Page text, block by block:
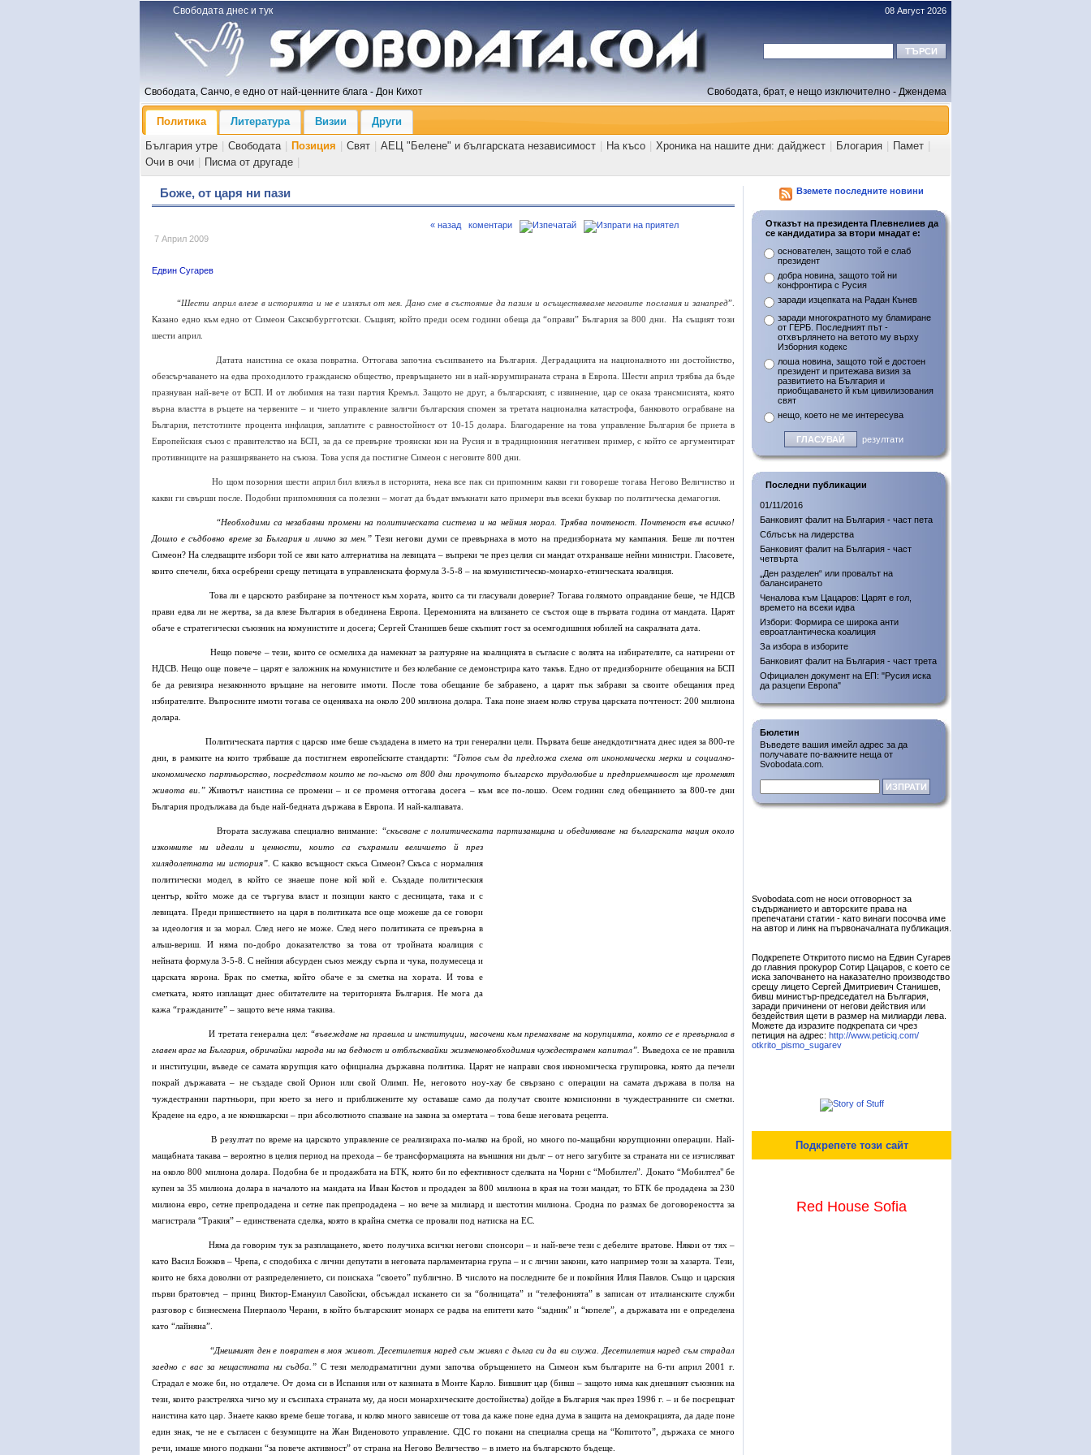
Свободата днес и тук 08 Август 2026
Свободата, Санчо, е едно от най-ценните блага - Дон Кихот Свободата, брат, е нещо изключително - Джендема
Политика Литература Визии
Други
България утре
Свободата Позиция Свят АЕЦ "Белене" и българската независимост На късо Хроника на нашите дни: дайджест Блогария Памет
Очи в очи
Писма от другаде
Боже, от царя ни пази
7 Април 2009
« назад коментари
Едвин Сугарев
“Шести април влезе в историята и не е излязъл от нея. Дано сме в състояние да пазим и осъществяваме неговите послания и занапред”.
Казано едно към едно от Симеон Сакскобургготски. Същият, който преди осем години обеща да “оправи” България за 800 дни.
На същият този
шести април.
Датата наистина се оказа повратна. Оттогава започна съсипването на България. Деградацията на националното ни достойнство,
обезсърчаването на едва проходилото гражданско общество, превръщането ни в най-корумпираната страна в Европа. Шести април трябва да бъде
празнуван най-вече от БСП. И от любимия на тази партия Кремъл. Защото не друг, а българският, с извинение, цар се оказа трансмисията, която
върна властта в ръцете на червените – и чието управление заличи българския спомен за третата национална катастрофа, банковото ограбване на
България, петстотинте процента инфлация, заплатите с равностойност от 10-15 долара. Благодарение на това управление България бе приета в
Европейския съюз с правителство на БСП, за да се превърне троянски кон на Русия и в традиционния негативен пример, с който се аргументират
противниците на разширяването на съюза. Това успя да постигне Симеон с неговите 800 дни.
Но щом позорния шести април бил влязъл в историята, нека все пак си припомним какви ги говореше тогава Негово Величиство и
какви ги свърши после. Подобни припомняния са полезни – могат да бъдат вмъкнати като примери във всеки буквар по политическа демагогия.
“Необходими са незабавни промени на политическата система и на нейния морал. Трябва почтеност. Почтеност във всичко!
Дошло е съдбовно време за България и лично за мен.”Тези негови думи се превърнаха в мото на предизборната му кампания. Беше ли почтен
Симеон? На следващите избори той се яви като алтернатива на левицата – въпреки че през целия си мандат отхранваше нейни министри. Гласовете,
които спечели, бяха осребрени срещу петицата в управленската формула 3-5-8 – на комунистическо-монархо-етническата коалиция.
Това ли е царското разбиране за почтеност към хората, които са ти гласували доверие? Тогава голямото оправдание беше, че НДСВ
прави едва ли не жертва, за да влезе България в обединена Европа. Церемонията на влизането се състоя още в първата година от мандата. Царят
обаче е стратегически съюзник на комунистите и досега; Сергей Станишев беше скъпият гост за осемгодишния юбилей на сакралната дата.
Нещо повече – тези, които се осмелиха да намекнат за разтуряне на коалицията в съгласие с волята на избирателите, са натирени от
НДСВ. Нещо още повече – царят е заложник на комунистите и без колебание се демонстрира като такъв. Едно от предизборните обещания на БСП
бе да ревизира незаконното връщане на неговите имоти. После това обещание бе забравено, а царят пък забрави за своите обещания пред
избирателите. Въпросните имоти тогава се оценяваха на около 200 милиона долара. Така поне знаем колко струва царската почтеност: 200 милиона
долара.
Политическата партия с царско име беше създадена в името на три генерални цели. Първата беше анедкдотичната днес идея за 800-те
дни, в рамките на които трябваше да постигнем европейските стандарти: “Готов съм да предложа схема от икономически мерки и социално-
икономическо партньорство, посредством които не по-кьсно от 800 дни прочутото българско трудолюбие и предприемчивост ще променят
живота ви.”Животът наистина се промени – и се променя оттогава досега – към все по-лошо. Осем години след обещанието за 800-те дни
България продължава да бъде най-бедната държава в Европа. И най-калпавата.
Втората заслужава специално внимание: “скъсване с политическата партизанщина иобединяване на българската нация около
изконните ни идеали и ценности, които са съхранили величието й през
хилядолетната ни история”. С какво всъщност скъса Симеон? Скъса с нормалния
политически модел, в който се знаеше поне кой кой е. Създаде политическия
център, който може да се търгува власт и позиции както с десницата, така и с
левицата. Преди пришествието на царя в политиката все още можеше да се говори
за идеология и за морал. След него не може. След него политиката се превърна в
алъш-вериш. И няма по-добро доказателство за това от тройната коалиция с
нейната формула 3-5-8. С нейния абсурден съюз между сърпа и чука, полумесеца и
царската корона. Брак по сметка, който обаче е за сметка на хората. И това е
сметката, която изплащат днес обитателите на територията България. Не мога да
кажа “гражданите” – защото вече няма такива.
И третата генерална цел: “въвеждане на правила и институции, насочени към премахване на корупцията, която се е превърнала в
главен враг на България, обричайки народа ни на бедност и отблъсквайки жизненонеобходимия чуждестранен капитал”. Въведоха се не правила
и институции, въведе се самата корупция като официална държавна политика. Царят не направи своя икономическа групировка, която да печели
покрай държавата – не създаде свой Орион или свой Олимп. Не, неговото ноу-хау бе свързано с операции на самата държава в полза на
чуждестранни партньори, при което за него и приближените му оставаше само да получат своите комисионни в чуждестранните си сметки.
Крадене на едро, а не кокошкарски – при абсолютното спазване на закона за омертата – това беше неговата рецепта.
В резултат по време на царското управление се реализираха по-малко на брой, но много по-мащабни корупционни операции. Най-
мащабната такава – вероятно в целия период на прехода – бе трансформацията на външния ни дълг – от него загубите за страната ни се изчисляват
на около 800 милиона долара. Подобна бе и продажбата на БТК, която би по ефективност сделката на Чорни с “Мобилтел”. Докато “Мобилтел" бе
купен за 35 милиона долара в началото на мандата на Иван Костов и продаден за 800 милиона в края на този мандат, то БТК бе продадена за 230
милиона евро, сетне препродадена и сетне пак препродадена – но вече за милиард и шестотин милиона. Сродна по размах бе договореността за
магистрала “Тракия” – единствената сделка, която в крайна сметка се провали под натиска на ЕС.
Няма да говорим тук за разплащането, което получиха всички негови спонсори – и най-вече тези с дебелите вратове. Някои от тях –
като Васил Божков – Чрепа, с сподобиха с лични депутати в неговата парламентарна група – и с лични закони, като например този за хазарта. Тези,
които не бяха доволни от разпределението, си поискаха “своето” публично. В числото на последните бе и покойния Илия Павлов. Също и царския
първи братовчед – принц Виктор-Емануил Савойски, обсъждал искането си за “болницата” и “телефонията” в записан от италианските служби
разговор с бизнесмена Пиерпаоло Черани, в който българският монарх се радва на епитети като “задник” и “копеле”, а държавата ни е определена
като “лайняна”.
“Днешният ден е повратен в моя живот. Десетилетия наред съм живял с дьлга си да ви служа. Десетилетия наред съм страдал
заедно с вас за нещастната ни съдба.” С тези мелодраматични думи започва обръщението на Симеон към българите на 6-ти април 2001 г.
Страдал е може би, но отдалече. От дома си в Испания или от казината в Монте Карло. Бившият цар(бивш – защото няма как днешният съюзник на
тези, които разстреляха чичо му и съсипаха страната му, да носи монархическите достойнства) дойде в България чак през 1996 г. – и бе посрещнат
наистина като цар. Знаете какво време беше тогава, и колко много зависеше от това да каже поне една дума в защита на демокрацията, да даде поне
един знак, че не е съгласен с безумиците на Жан Виденовото управление. СДС го покани на специална среща на “Копитото”, държаха се много
речи, имаше много подкани “за повече активност” от страна на Негово Величество – в името на българското бъдеще.
Вземете последните новини
Отказът на президента Плевнелиев да
се кандидатира за втори мнадат е:
основателен, защото той е слаб
президент
добра новина, защото той ни
конфронтира с Русия
заради изцепката на Радан Кънев
заради многократното му бламиране
от ГЕРБ. Последният път -
отхвърлянето на ветото му върху
Изборния кодекс
лоша новина, защото той е достоен
президент и притежава визия за
развитието на България и
приобщаването й към цивилизования
свят
нещо, което не ме интересува
резултати
Последни публикации
01/11/2016
Банковият фалит на България - част пета
Сблъсък на лидерства
Банковият фалит на България - част
четвърта
„Ден разделен“ или провалът на
балансирането
Ченалова към Цацаров: Царят е гол,
времето на всеки идва
Избори: Формира се широка анти
евроатлантическа коалиция
За избора в изборите
Банковият фалит на България - част трета
Официален документ на ЕП: "Русия иска
да разцепи Европа"
Бюлетин
Въведете вашия имейл адрес за да
получавате по-важните неща от
Svobodata.com.
Svobodata.com не носи отговорност за
съдържанието и авторските права на
препечатани статии - като винаги посочва име
на автор и линк на първоначалната публикация.
Подкрепете Откритото писмо на Едвин Сугарев
до главния прокурор Сотир Цацаров, с което се
иска започването на наказателно производство
срещу лицето Сергей Дмитриевич Станишев,
бивш министър-председател на България,
заради причинени от негови действия или
бездействия щети в размер на милиарди лева.
Можете да изразите подкрепата си чрез
петиция на адрес: http://www.peticiq.com/
otkrito_pismo_sugarev
Подкрепете този сайт
Red House Sofia